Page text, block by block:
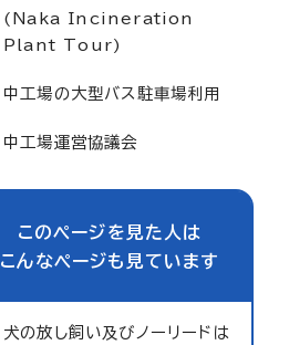
(Naka Incineration
Plant Tour)
中工場の大型バス駐車場利用
中工場運営協議会
このページを見た人は
こんなページも見ています
犬の放し飼い及びノーリードは